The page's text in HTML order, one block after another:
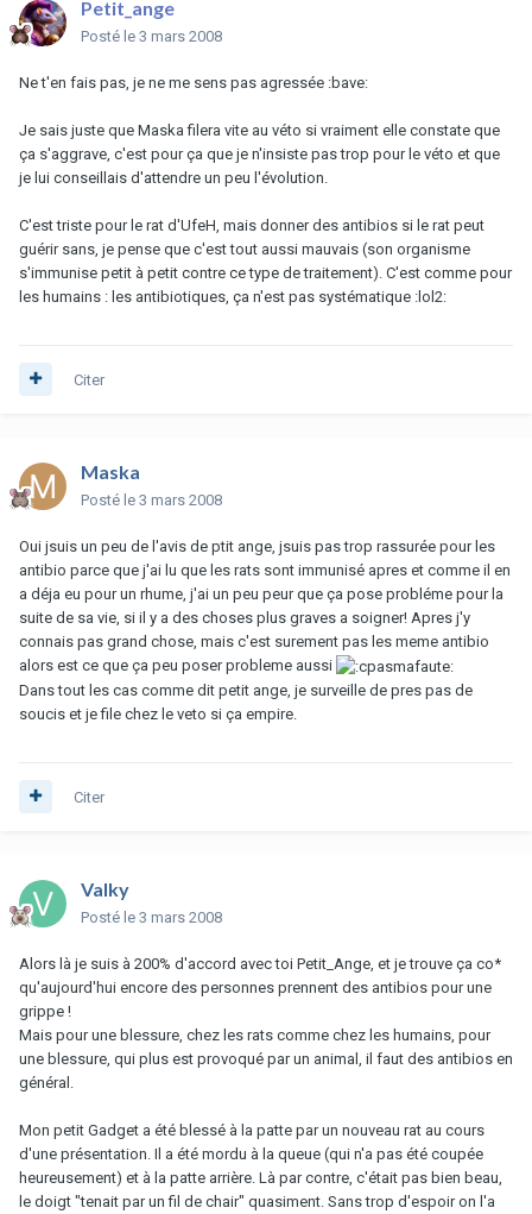
Petit_ange
Posté le 3 mars 2008
Ne t'en fais pas, je ne me sens pas agressée :bave:
Je sais juste que Maska filera vite au véto si vraiment elle constate que
ça s'aggrave, c'est pour ça que je n'insiste pas trop pour le véto et que
je lui conseillais d'attendre un peu l'évolution.
C'est triste pour le rat d'UfeH, mais donner des antibios si le rat peut
guérir sans, je pense que c'est tout aussi mauvais (son organisme
s'immunise petit à petit contre ce type de traitement). C'est comme pour
les humains : les antibiotiques, ça n'est pas systématique :lol2:
Citer
Maska
Posté le 3 mars 2008
Oui jsuis un peu de l'avis de ptit ange, jsuis pas trop rassurée pour les
antibio parce que j'ai lu que les rats sont immunisé apres et comme il en
a déja eu pour un rhume, j'ai un peu peur que ça pose probléme pour la
suite de sa vie, si il y a des choses plus graves a soigner! Apres j'y
connais pas grand chose, mais c'est surement pas les meme antibio
alors est ce que ça peu poser probleme aussi
Dans tout les cas comme dit petit ange, je surveille de pres pas de
soucis et je file chez le veto si ça empire.
Citer
Valky
Posté le 3 mars 2008
Alors là je suis à 200% d'accord avec toi Petit_Ange, et je trouve ça co*
qu'aujourd'hui encore des personnes prennent des antibios pour une
grippe !
Mais pour une blessure, chez les rats comme chez les humains, pour
une blessure, qui plus est provoqué par un animal, il faut des antibios en
général.
Mon petit Gadget a été blessé à la patte par un nouveau rat au cours
d'une présentation. Il a été mordu à la queue (qui n'a pas été coupée
heureusement) et à la patte arrière. Là par contre, c'était pas bien beau,
le doigt "tenait par un fil de chair" quasiment. Sans trop d'espoir on l'a